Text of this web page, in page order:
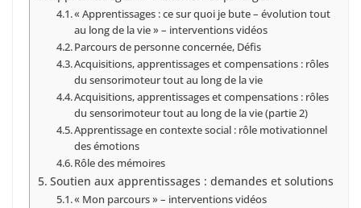
« Apprentissages : ce sur quoi je bute – évolution tout
au long de la vie » – interventions vidéos
Parcours de personne concernée, Défis
Acquisitions, apprentissages et compensations : rôles
du sensorimoteur tout au long de la vie
Acquisitions, apprentissages et compensations : rôles
du sensorimoteur tout au long de la vie (partie 2)
Apprentissage en contexte social : rôle motivationnel
des émotions
Rôle des mémoires
Soutien aux apprentissages : demandes et solutions
« Mon parcours » – interventions vidéos